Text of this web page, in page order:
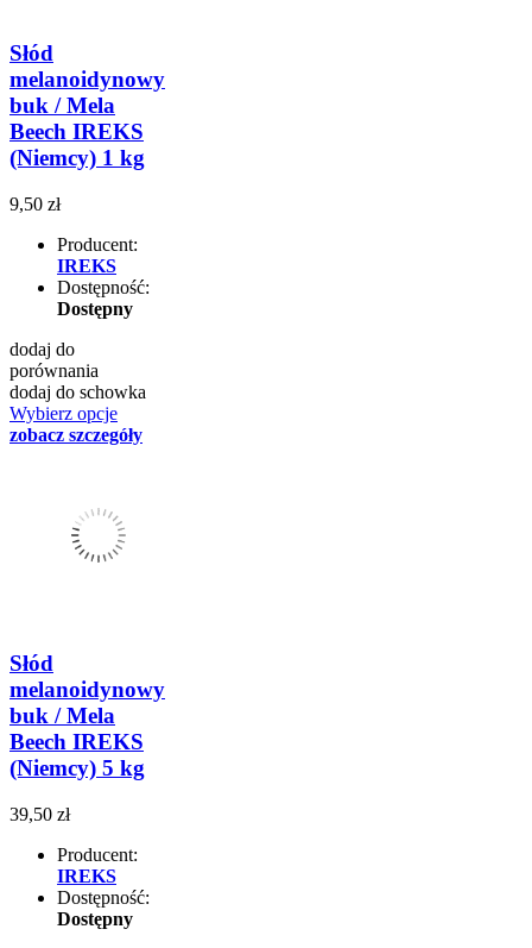
Słód
melanoidynowy
buk / Mela
Beech IREKS
(Niemcy) 1 kg
9,50 zł
Producent:
IREKS
Dostępność:
Dostępny
dodaj do
porównania
dodaj do schowka
Wybierz opcje
zobacz szczegóły
Słód
melanoidynowy
buk / Mela
Beech IREKS
(Niemcy) 5 kg
39,50 zł
Producent:
IREKS
Dostępność:
Dostępny